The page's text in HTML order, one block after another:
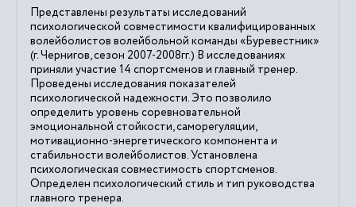
Представлены результаты исследований
психологической совместимости квалифицированных
волейболистов волейбольной команды «Буревестник»
(г. Чернигов, сезон 2007-2008гг.) В исследованиях
приняли участие 14 спортсменов и главный тренер.
Проведены исследования показателей
психологической надежности. Это позволило
определить уровень соревновательной
эмоциональной стойкости, саморегуляции,
мотивационно-энергетического компонента и
стабильности волейболистов. Установлена
психологическая совместимость спортсменов.
Определен психологический стиль и тип руководства
главного тренера.